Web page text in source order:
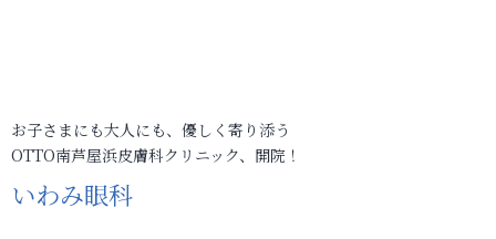
お子さまにも大人にも、優しく寄り添う
OTTO南芦屋浜皮膚科クリニック、開院！
いわみ眼科